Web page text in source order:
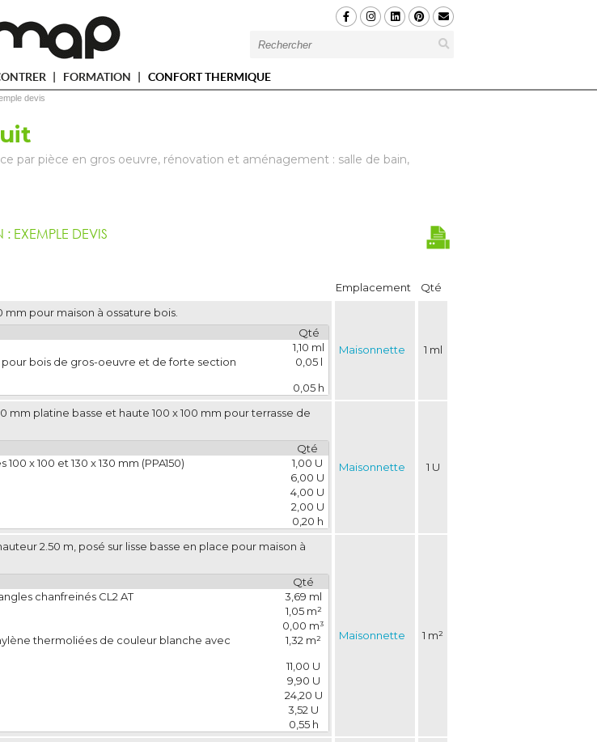
FORMATION CONFORT THERMIQUE
devis
par pièce en gros oeuvre, rénovation et aménagement : salle de bain,
EXEMPLE DEVIS
Emplacement
Qté
pour maison à ossature bois.
Qté
1,10 ml
bois de gros-oeuvre et de forte section
0,05 l
0,05 h
Maisonnette 1 ml
platine basse et haute 100 x 100 mm pour terrasse de
Qté
x 100 et 130 x 130 mm (PPA150)
1,00 U
6,00 U
4,00 U
2,00 U
0,20 h
Maisonnette 1 U
2.50 m, posé sur lisse basse en place pour maison à
Qté
chanfreinés CL2 AT
3,69 ml
1,05 m²
0,00 m³
thermoliées de couleur blanche avec
1,32 m²
11,00 U
9,90 U
24,20 U
3,52 U
0,55 h
Maisonnette 1 m²